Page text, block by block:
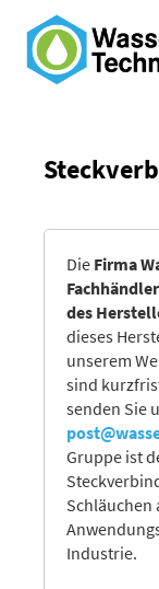
Die Firma
des
dieses
unserem
sind
senden Sie
Gruppe ist
Schläuchen
Industrie.